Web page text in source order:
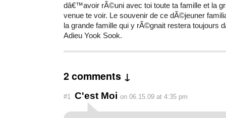
dâ€™avoir rÃ©uni avec toi toute ta famille et la
venue te voir. Le souvenir de ce dÃ©jeuner
la grande famille qui y rÃ©gnait restera toujours
Adieu Yook Sook.
2 comments ↓
#1 C'est Moi on 06.15.09 at 4:35 pm